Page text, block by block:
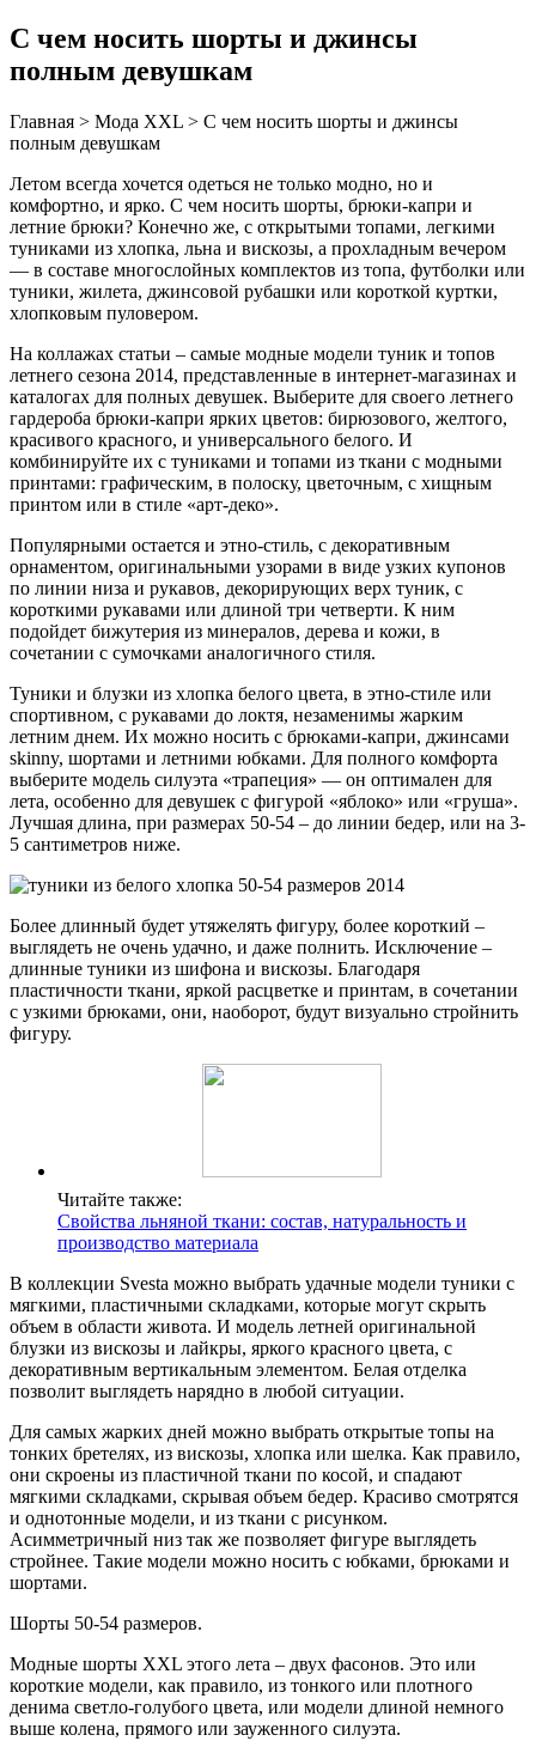
С чем носить шорты и джинсы
полным девушкам
Главная > Мода XXL > С чем носить шорты и джинсы
полным девушкам
Летом всегда хочется одеться не только модно, но и
комфортно, и ярко. С чем носить шорты, брюки-капри и
летние брюки? Конечно же, с открытыми топами, легкими
туниками из хлопка, льна и вискозы, а прохладным вечером
— в составе многослойных комплектов из топа, футболки или
туники, жилета, джинсовой рубашки или короткой куртки,
хлопковым пуловером.
На коллажах статьи – самые модные модели туник и топов
летнего сезона 2014, представленные в интернет-магазинах и
каталогах для полных девушек. Выберите для своего летнего
гардероба брюки-капри ярких цветов: бирюзового, желтого,
красивого красного, и универсального белого. И
комбинируйте их с туниками и топами из ткани с модными
принтами: графическим, в полоску, цветочным, с хищным
принтом или в стиле «арт-деко».
Популярными остается и этно-стиль, с декоративным
орнаментом, оригинальными узорами в виде узких купонов
по линии низа и рукавов, декорирующих верх туник, с
короткими рукавами или длиной три четверти. К ним
подойдет бижутерия из минералов, дерева и кожи, в
сочетании с сумочками аналогичного стиля.
Туники и блузки из хлопка белого цвета, в этно-стиле или
спортивном, с рукавами до локтя, незаменимы жарким
летним днем. Их можно носить с брюками-капри, джинсами
skinny, шортами и летними юбками. Для полного комфорта
выберите модель силуэта «трапеция» — он оптимален для
лета, особенно для девушек с фигурой «яблоко» или «груша».
Лучшая длина, при размерах 50-54 – до линии бедер, или на 3-
5 сантиметров ниже.
Более длинный будет утяжелять фигуру, более короткий –
выглядеть не очень удачно, и даже полнить. Исключение –
длинные туники из шифона и вискозы. Благодаря
пластичности ткани, яркой расцветке и принтам, в сочетании
с узкими брюками, они, наоборот, будут визуально стройнить
фигуру.
Читайте также:
Свойства льняной ткани: состав, натуральность и
производство материала
В коллекции Svesta можно выбрать удачные модели туники с
мягкими, пластичными складками, которые могут скрыть
объем в области живота. И модель летней оригинальной
блузки из вискозы и лайкры, яркого красного цвета, с
декоративным вертикальным элементом. Белая отделка
позволит выглядеть нарядно в любой ситуации.
Для самых жарких дней можно выбрать открытые топы на
тонких бретелях, из вискозы, хлопка или шелка. Как правило,
они скроены из пластичной ткани по косой, и спадают
мягкими складками, скрывая объем бедер. Красиво смотрятся
и однотонные модели, и из ткани с рисунком.
Асимметричный низ так же позволяет фигуре выглядеть
стройнее. Такие модели можно носить с юбками, брюками и
шортами.
Шорты 50-54 размеров.
Модные шорты XXL этого лета – двух фасонов. Это или
короткие модели, как правило, из тонкого или плотного
денима светло-голубого цвета, или модели длиной немного
выше колена, прямого или зауженного силуэта.